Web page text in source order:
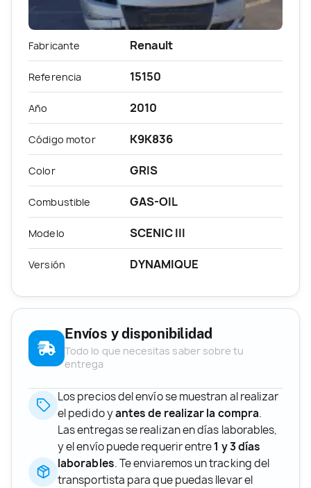
Fabricante Renault
Referencia 15150
Año 2010
Código motor K9K836
Color GRIS
Combustible GAS-OIL
Modelo SCENIC III
Versión DYNAMIQUE
Envíos y disponibilidad
Todo lo que necesitas saber sobre tu
entrega
Los precios del envío se muestran al realizar
el pedido yantes de realizar la compra.
Las entregas se realizan en días laborables,
y el envío puede requerir entre1 y 3 días
laborables. Te enviaremos un tracking del
transportista para que puedas llevar el